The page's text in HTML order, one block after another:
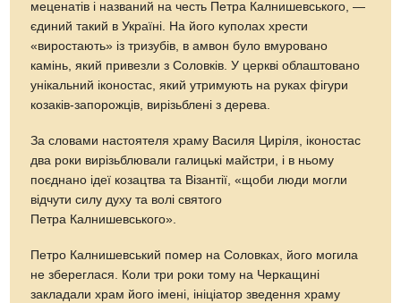
меценатів і названий на честь Петра Калнишевського, —
єдиний такий в Україні. На його куполах хрести
«виростають» із тризубів, в амвон було вмуровано
камінь, який привезли з Соловків. У церкві облаштовано
унікальний іконостас, який утримують на руках фігури
козаків-запорожців, вирізьблені з дерева.
За словами настоятеля храму Василя Циріля, іконостас
два роки вирізьблювали галицькі майстри, і в ньому
поєднано ідеї козацтва та Візантії, «щоби люди могли
відчути силу духу та волі святого
Петра Калнишевського».
Петро Калнишевський помер на Соловках, його могила
не збереглася. Коли три роки тому на Черкащині
закладали храм його імені, ініціатор зведення храму